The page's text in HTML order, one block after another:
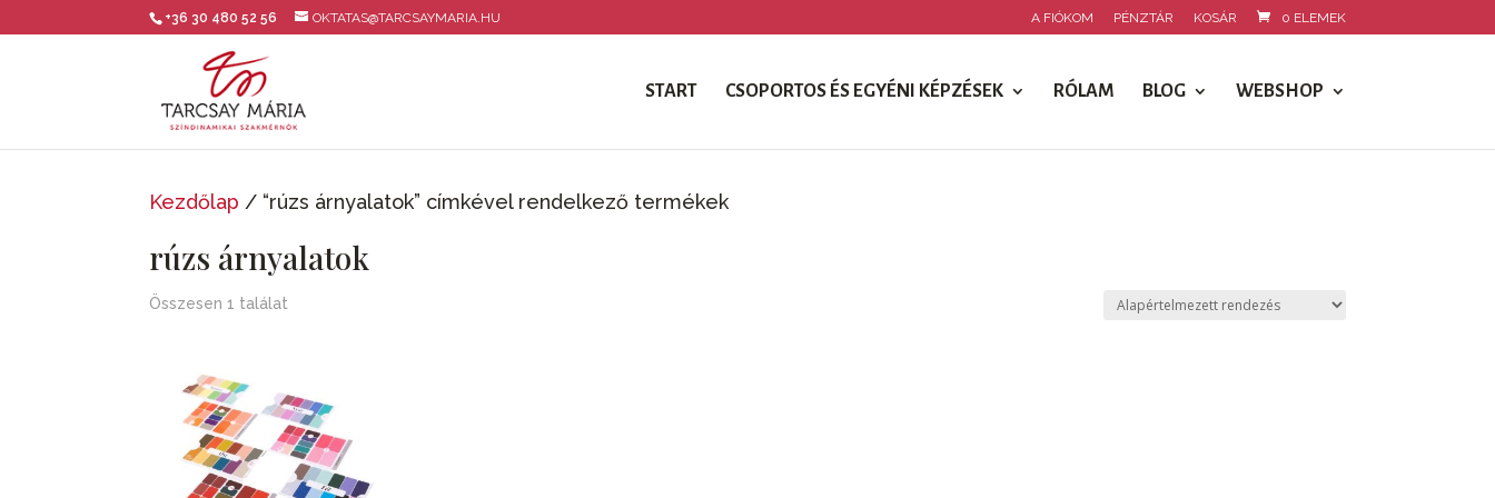
+36 30 480 52 56 OKTATAS@TARCSAYMARIA.HU A FIÓKOM PÉNZTÁR KOSÁR 0 ELEMEK
START CSOPORTOS ÉS EGYÉNI KÉPZÉSEK RÓLAM BLOG WEBSHOP
Kezdőlap / “rúzs árnyalatok” címkével rendelkező termékek
rúzs árnyalatok
Összesen 1 találat